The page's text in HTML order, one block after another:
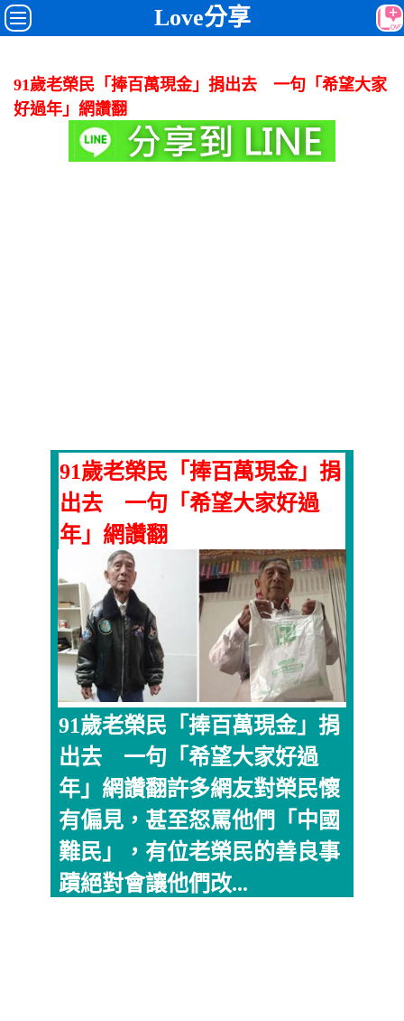
Love分享
91歲老榮民「捧百萬現金」捐出去 一句「希望大家
好過年」網讚翻
91歲老榮民「捧百萬現金」捐
出去 一句「希望大家好過
年」網讚翻
91歲老榮民「捧百萬現金」捐
出去 一句「希望大家好過
年」網讚翻許多網友對榮民懷
有偏見，甚至怒罵他們「中國
難民」，有位老榮民的善良事
蹟絕對會讓他們改...